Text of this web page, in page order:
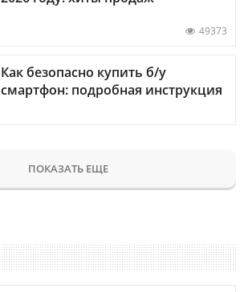
49373
Как безопасно купить б/у
смартфон: подробная инструкция
ПОКАЗАТЬ ЕЩЕ